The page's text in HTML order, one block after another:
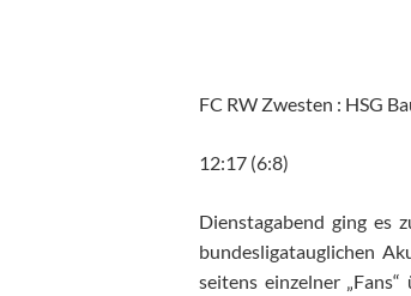
FC RW Zwesten : HSG
12:17 (6:8)
Dienstagabend ging es
bundesligatauglichen
seitens einzelner